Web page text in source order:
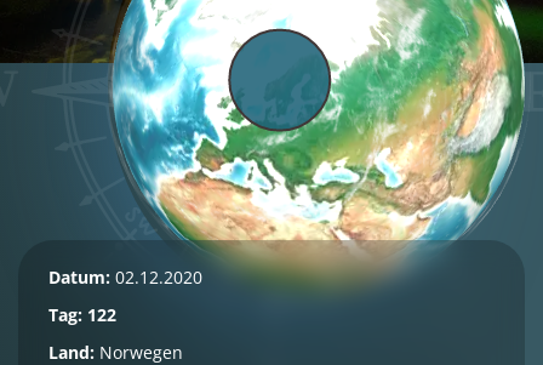
Datum: 02.12.2020
Tag: 122
Land: Norwegen